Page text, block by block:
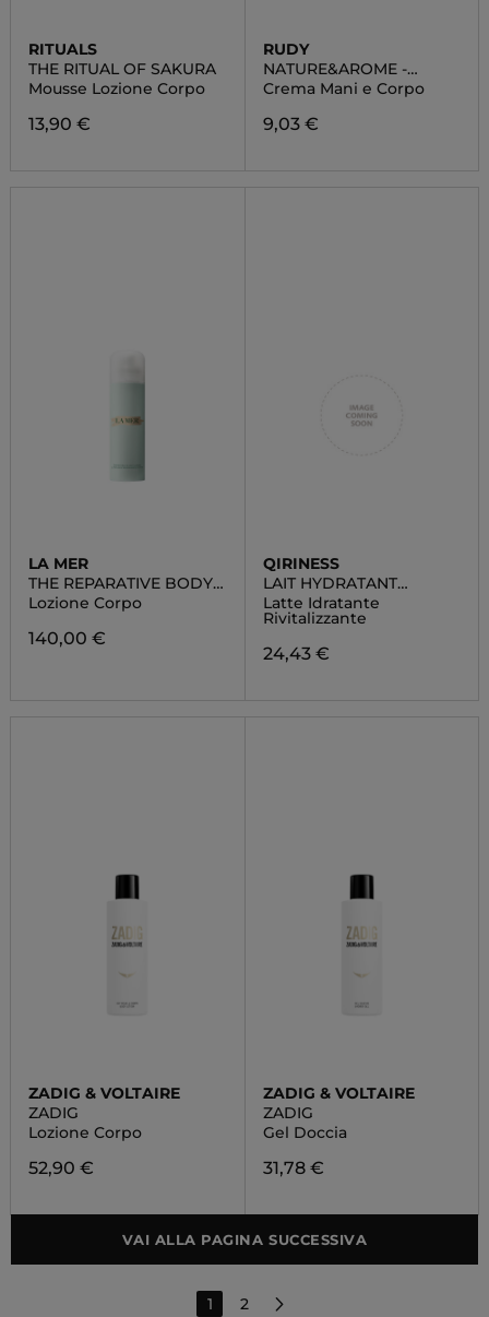
RITUALS
THE RITUAL OF SAKURA
Mousse Lozione Corpo
13,90 €
RUDY
NATURE&AROME -
BERGAMOTTO
Crema Mani e Corpo
9,03 €
LA MER
THE REPARATIVE BODY
LOTION
Lozione Corpo
140,00 €
QIRINESS
LAIT HYDRATANT
REVITALISANT
Latte Idratante
Rivitalizzante
24,43 €
ZADIG & VOLTAIRE
ZADIG
Lozione Corpo
52,90 €
ZADIG & VOLTAIRE
ZADIG
Gel Doccia
31,78 €
VAI ALLA PAGINA SUCCESSIVA
1 2